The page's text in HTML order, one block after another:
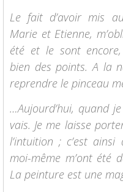
Le fait d’avoir mis
Marie et Etienne,
été et le sont encore,
bien des points. A la
reprendre le pinceau
…Aujourd’hui, quand
vais. Je me laisse
l’intuition ; c’est
moi-même m’ont été
La peinture est une